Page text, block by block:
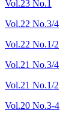
Vol.23 No.1
Vol.22 No.3/4
Vol.22 No.1/2
Vol.21 No.3/4
Vol.21 No.1/2
Vol.20 No.3-4